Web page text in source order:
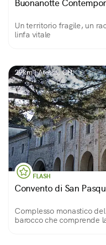
Buonanotte
Un territorio fragile, un
linfa vitale
29km | Atessa, CH
FLASH
Convento di San
Complesso monastico
barocco che comprende